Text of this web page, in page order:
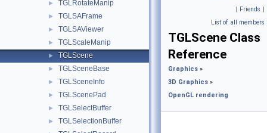
► TGLRotateManip
► TGLSAFrame
► TGLSAViewer
► TGLScaleManip
► TGLScene
► TGLSceneBase
► TGLSceneInfo
► TGLScenePad
► TGLSelectBuffer
► TGLSelectionBuffer
| Friends |
List of all members
TGLScene Class
Reference
Graphics »
3D Graphics »
OpenGL rendering